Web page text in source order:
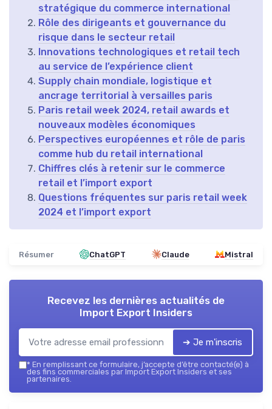
stratégique du commerce international
Rôle des dirigeants et gouvernance du
risque dans le secteur retail
Innovations technologiques et retail tech
au service de l’expérience client
Supply chain mondiale, logistique et
ancrage territorial à versailles paris
Paris retail week 2024, retail awards et
nouveaux modèles économiques
Perspectives européennes et rôle de paris
comme hub du retail international
Chiffres clés à retenir sur le commerce
retail et l’import export
Questions fréquentes sur paris retail week
2024 et l’import export
Résumer ChatGPT Claude Mistral
Recevez les dernières actualités de
Import Export Insiders
➔ Je m'inscris
* En remplissant ce formulaire, j’accepte d’être contacté(e) à
des fins commerciales par Import Export Insiders et ses
partenaires.